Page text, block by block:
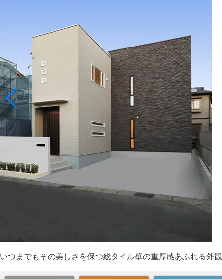
いつまでもその美しさを保つ総タイル壁の重厚感あふれる外観